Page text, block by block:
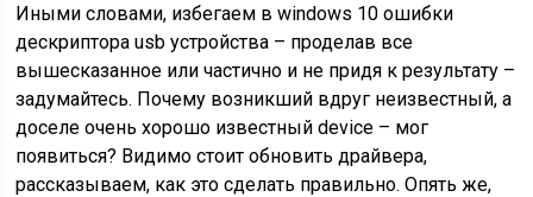
Иными словами, избегаем в windows 10 ошибки
дескриптора usb устройства – проделав все
вышесказанное или частично и не придя к результату –
задумайтесь. Почему возникший вдруг неизвестный, а
доселе очень хорошо известный device – мог
появиться? Видимо стоит обновить драйвера,
рассказываем, как это сделать правильно. Опять же,